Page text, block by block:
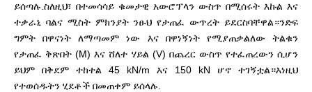
ይሰጣሉ.ስለዚህ፣ በተመሳሳይ ቁመታዊ አውሮፕላን ውስጥ በሚሰሩት እኩል እና
ተቃራኒ ባልና ሚስት ምክንያት ንፁህ የታጠፈ ውጥረት ይደርስባቸዋል።ንድፍ
ግምት በዋናነት ለማጣመም ነው እና በዋነኝነት የሚያጠቃልለው ትልቁን
የታጠፈ ቅጽበት (M) እና ሸለተ ሃይል (V) በጨረር ውስጥ የተፈጠረውን ሲሆን
ይህም በቅደም ተከተል 45 kN/m እና 150 kN ሆኖ ተገኝቷል።እነዚህ
የተወሰዱትን ሂደቶች በመጠቀም ይሰላሉ.